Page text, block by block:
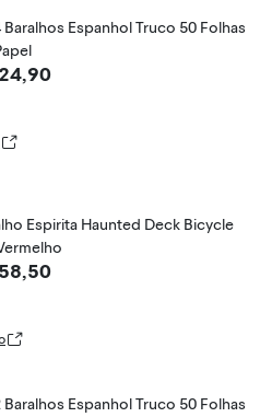
Baralhos Espanhol Truco 50 Folhas
Espirita Haunted Deck Bicycle
Baralhos Espanhol Truco 50 Folhas